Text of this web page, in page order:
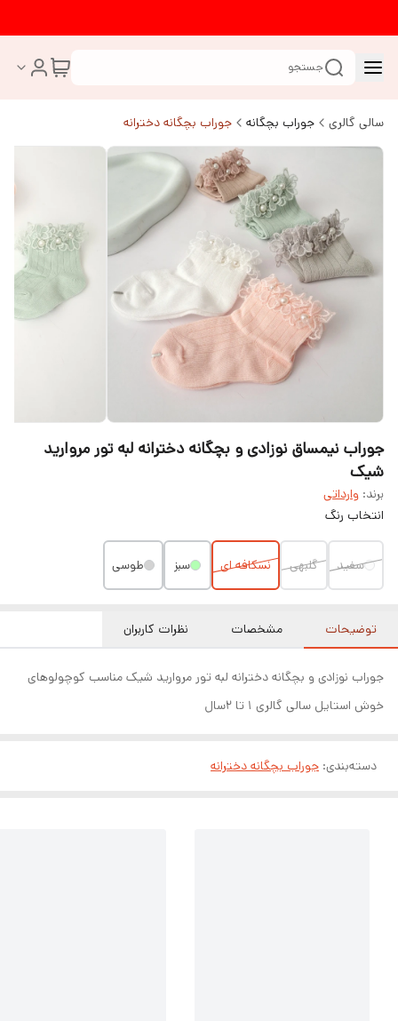
جستجو
سالی گالری جوراب بچگانه جوراب بچگانه دخترانه
جوراب نیمساق نوزادی و بچگانه دخترانه لبه تور مروارید
شیک
برند: وارداتی
انتخاب رنگ
سفید گلبهی نسکافه ای سبز طوسی
توضیحات مشخصات نظرات کاربران
جوراب نوزادی و بچگانه دخترانه لبه تور مروارید شیک مناسب کوچولوهای
خوش استایل سالی گالری ۱ تا ۲سال
دسته‌بندی: جوراب بچگانه دخترانه